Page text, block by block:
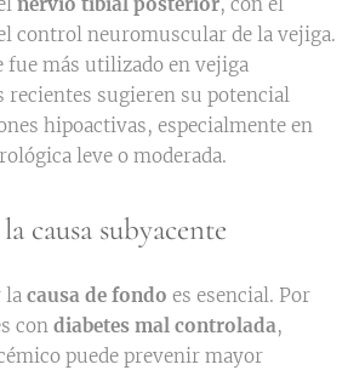
nervio tibial posterior, con el
control neuromuscular de la vejiga.
más utilizado en vejiga
recientes sugieren su potencial
hipoactivas, especialmente en
leve o moderada.
causa subyacente
la causa de fondo es esencial. Por
con diabetes mal controlada,
puede prevenir mayor